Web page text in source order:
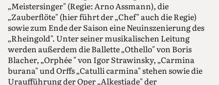
„Meistersinger" (Regie: Arno Assmann), die
„Zauberflöte" (hier führt der „Chef" auch die Regie)
sowie zum Ende der Saison eine Neuinszenierung des
„Rheingold". Unter seiner musikalischen Leitung
werden außerdem die Ballette „Othello" von Boris
Blacher, „Orphée " von Igor Strawinsky, „Carmina
burana" und Orffs „Catulli carmina" stehen sowie die
Uraufführung der Oper „Alkestiade" der